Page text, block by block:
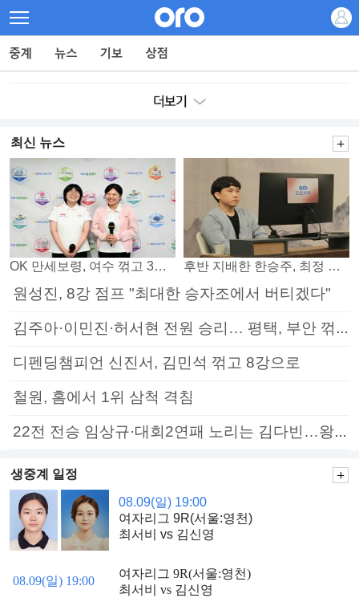
최신 뉴스
OK 만세보령, 여수 꺾고 3연패 탈출 후반 지배한 한승주, 최정 꺾고 8강 진출
원성진, 8강 점프 "최대한 승자조에서 버티겠다"
김주아·이민진·허서현 전원 승리… 평택, 부안 꺾고 5연승
디펜딩챔피언 신진서, 김민석 꺾고 8강으로
철원, 홈에서 1위 삼척 격침
22전 전승 임상규·대회2연패 노리는 김다빈…왕중왕전 16강 7일부터
생중계 일정
08.09(일) 19:00
여자리그 9R(서울:영천)
최서비 vs 김신영
08.09(일) 19:00
여자리그 9R(서울:영천)
최서비 vs 김신영